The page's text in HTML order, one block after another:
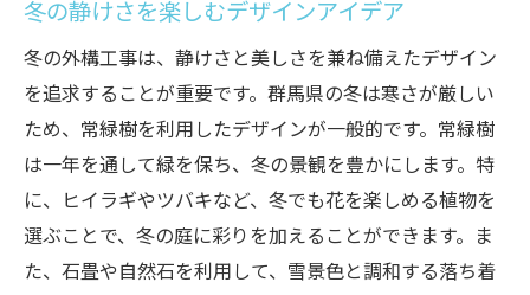
冬の静けさを楽しむデザインアイデア
冬の外構工事は、静けさと美しさを兼ね備えたデザイン
を追求することが重要です。群馬県の冬は寒さが厳しい
ため、常緑樹を利用したデザインが一般的です。常緑樹
は一年を通して緑を保ち、冬の景観を豊かにします。特
に、ヒイラギやツバキなど、冬でも花を楽しめる植物を
選ぶことで、冬の庭に彩りを加えることができます。ま
た、石畳や自然石を利用して、雪景色と調和する落ち着